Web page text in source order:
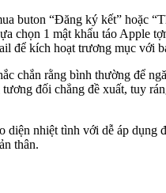
buton “Đăng ký kết” hoặc
chọn 1 mật khẩu táo Apple
để kích hoạt trương mục với
chắn rằng bình thường để
đối chẳng đề xuất, tuy
diện nhiệt tình với dễ áp dụng
thân.